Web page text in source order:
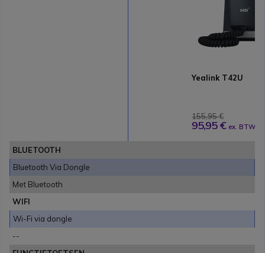
Yealink T42U
155,95 €
95,95 € ex. BTW
BLUETOOTH
Bluetooth Via Dongle
Met Bluetooth
WIFI
Wi-Fi via dongle
--